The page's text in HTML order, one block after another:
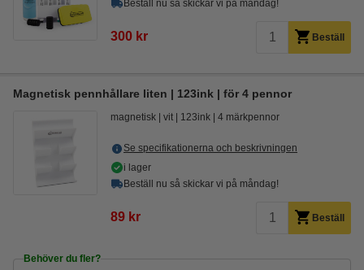
Beställ nu så skickar vi på måndag!
300 kr Beställ
Magnetisk pennhållare liten | 123ink | för 4 pennor
magnetisk vit 123ink 4 märkpennor
Se specifikationerna och beskrivningen
i lager
Beställ nu så skickar vi på måndag!
89 kr Beställ
Behöver du fler?